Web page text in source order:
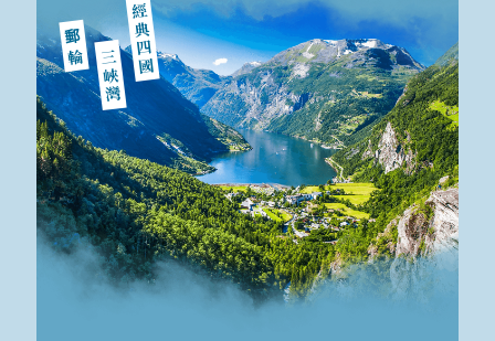
經典四國
三峽灣
郵輪